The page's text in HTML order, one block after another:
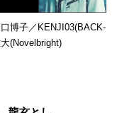
博子／KENJI03(BACK-
(Novelbright)